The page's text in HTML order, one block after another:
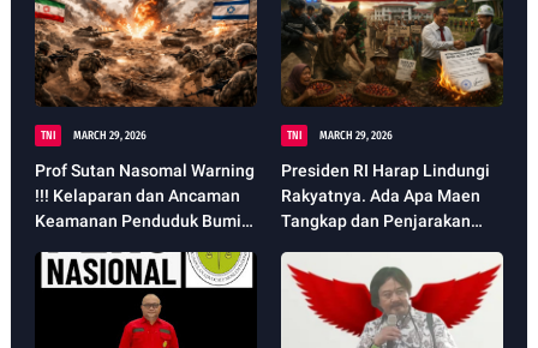
TNI MARCH 29, 2026
Prof Sutan Nasomal Warning
!!! Kelaparan dan Ancaman
Keamanan Penduduk Bumi
Sudah Pasti Meluas
TNI MARCH 29, 2026
Presiden RI Harap Lindungi
Rakyatnya. Ada Apa Maen
Tangkap dan Penjarakan
Nafasindo Aceh Singkil